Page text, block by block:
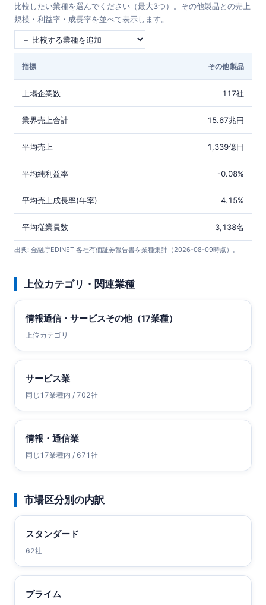
比較したい業種を選んでください（最大3つ）。その他製品との売上
規模・利益率・成長率を並べて表示します。
指標 その他製品
上場企業数 117社
業界売上合計 15.67兆円
平均売上 1,339億円
平均純利益率 -0.08%
平均売上成長率(年率) 4.15%
平均従業員数 3,138名
出典: 金融庁EDINET 各社有価証券報告書を業種集計（2026-08-09時点）。
上位カテゴリ・関連業種
情報通信・サービスその他（17業種）
上位カテゴリ
サービス業
同じ17業種内 / 702社
情報・通信業
同じ17業種内 / 671社
市場区分別の内訳
スタンダード
62社
プライム